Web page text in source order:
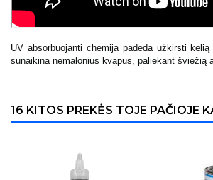
UV absorbuojanti chemija padeda užkirsti
sunaikina nemalonius kvapus, paliekant šviežią
16 KITOS PREKĖS TOJE PAČIOJE